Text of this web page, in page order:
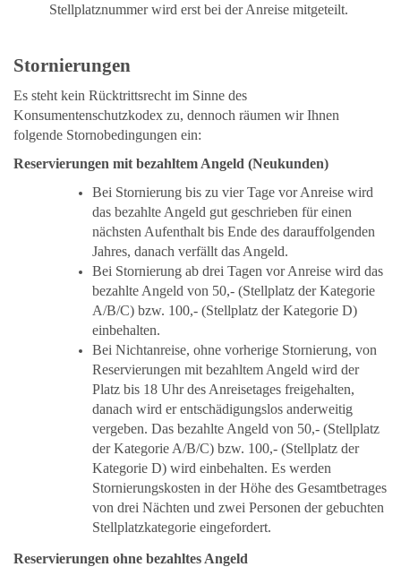
Stellplatznummer wird erst bei der Anreise mitgeteilt.
Stornierungen
Es steht kein Rücktrittsrecht im Sinne des
Konsumentenschutzkodex zu, dennoch räumen wir Ihnen
folgende Stornobedingungen ein:
Reservierungen mit bezahltem Angeld (Neukunden)
Bei Stornierung bis zu vier Tage vor Anreise wird
das bezahlte Angeld gut geschrieben für einen
nächsten Aufenthalt bis Ende des darauffolgenden
Jahres, danach verfällt das Angeld.
Bei Stornierung ab drei Tagen vor Anreise wird das
bezahlte Angeld von 50,- (Stellplatz der Kategorie
A/B/C) bzw. 100,- (Stellplatz der Kategorie D)
einbehalten.
Bei Nichtanreise, ohne vorherige Stornierung, von
Reservierungen mit bezahltem Angeld wird der
Platz bis 18 Uhr des Anreisetages freigehalten,
danach wird er entschädigungslos anderweitig
vergeben. Das bezahlte Angeld von 50,- (Stellplatz
der Kategorie A/B/C) bzw. 100,- (Stellplatz der
Kategorie D) wird einbehalten. Es werden
Stornierungskosten in der Höhe des Gesamtbetrages
von drei Nächten und zwei Personen der gebuchten
Stellplatzkategorie eingefordert.
Reservierungen ohne bezahltes Angeld